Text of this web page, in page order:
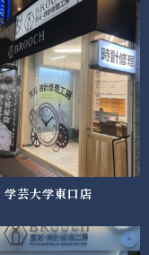
学芸大学東口店